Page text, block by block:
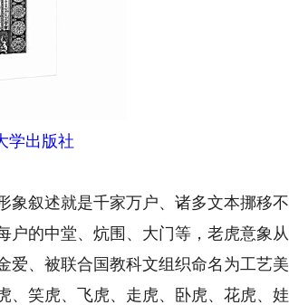
学出版社
叙述就是千家万户、诸多文本挪移不
户的中堂、炕围、大门等，老虎意象从
爱、被联合国教科文组织命名为工艺美
、笑虎、飞虎、走虎、卧虎、花虎、娃